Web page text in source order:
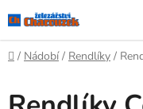
na
obsah
Domů
/ Nádobí / Rendlíky /